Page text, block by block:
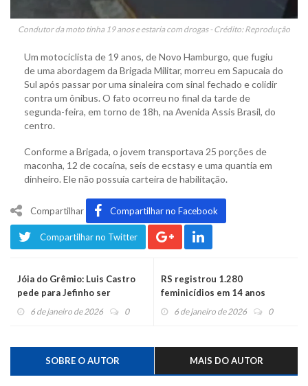
Condutor da moto tinha 19 anos e estaria com drogas - Crédito: Reprodução
Um motociclista de 19 anos, de Novo Hamburgo, que fugiu
de uma abordagem da Brigada Militar, morreu em Sapucaia do
Sul após passar por uma sinaleira com sinal fechado e colidir
contra um ônibus. O fato ocorreu no final da tarde de
segunda-feira, em torno de 18h, na Avenida Assis Brasil, do
centro.
Conforme a Brigada, o jovem transportava 25 porções de
maconha, 12 de cocaína, seis de ecstasy e uma quantia em
dinheiro. Ele não possuía carteira de habilitação.
Compartilhar Compartilhar no Facebook
Compartilhar no Twitter
Jóia do Grêmio: Luis Castro
pede para Jefinho ser
chamado de Jeferson Forneck
6 de janeiro de 2026 0
RS registrou 1.280
feminicídios em 14 anos
6 de janeiro de 2026 0
SOBRE O AUTOR MAIS DO AUTOR